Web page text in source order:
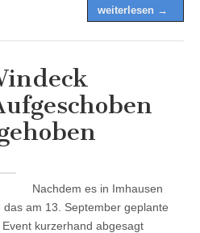
weiterlesen →
Nachdem es in Imhausen
am 13. September geplante
kurzerhand abgesagt